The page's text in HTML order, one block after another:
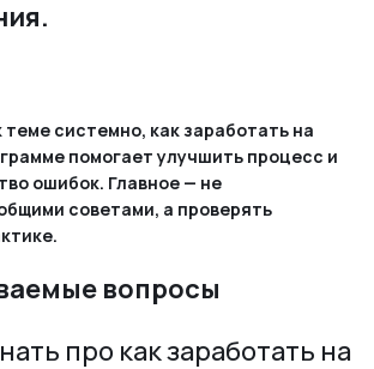
теме системно, как заработать на
помогает улучшить процесс и
ошибок. Главное — не
советами, а проверять
вопросы
про как заработать на